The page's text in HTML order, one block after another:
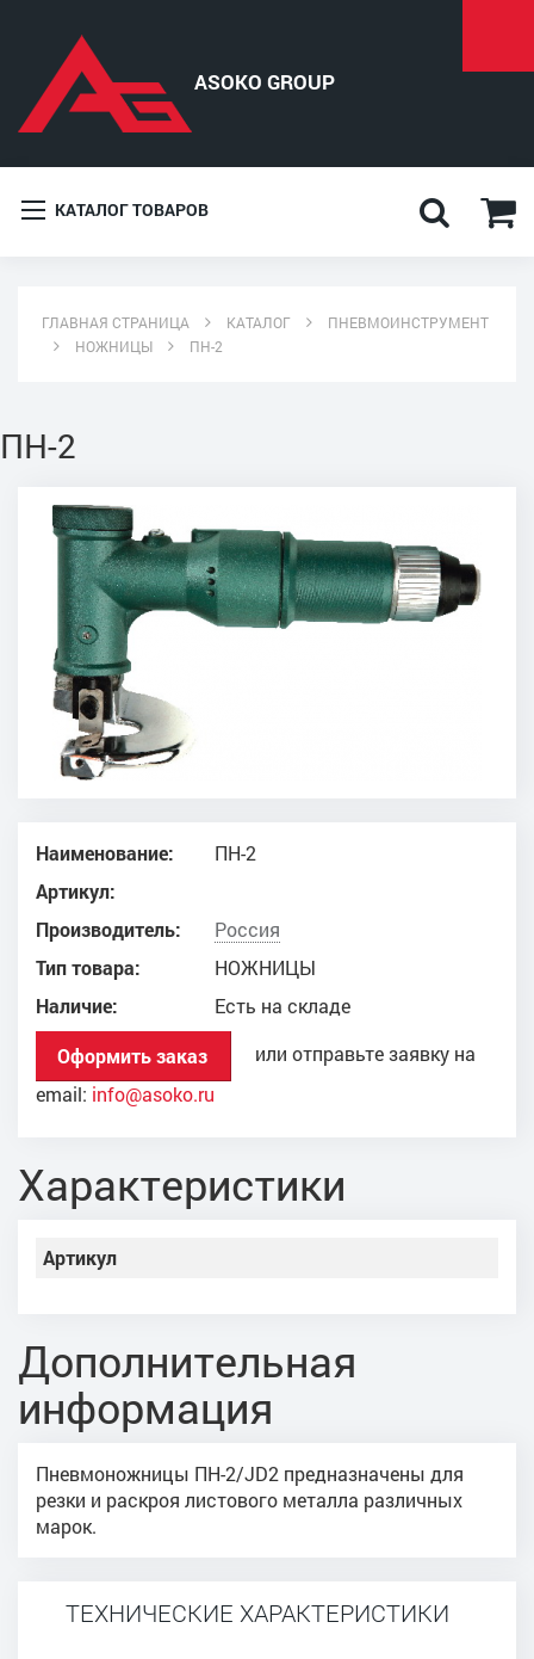
КАТАЛОГ ТОВАРОВ
ГЛАВНАЯ СТРАНИЦА КАТАЛОГ
ПНЕВМОИНСТРУМЕНТ
НОЖНИЦЫ
ПН-2
ПН-2
Наименование:
ПН-2
Артикул:
Производитель:
Россия
Тип товара:
НОЖНИЦЫ
Наличие:
Есть на складе
Оформить заказ
или отправьте заявку на
email: info@asoko.ru
Характеристики
Артикул
Дополнительная
информация
Пневмоножницы ПН-2/JD2 предназначены для
резки и раскроя листового металла различных
марок.
ТЕХНИЧЕСКИЕ ХАРАКТЕРИСТИКИ